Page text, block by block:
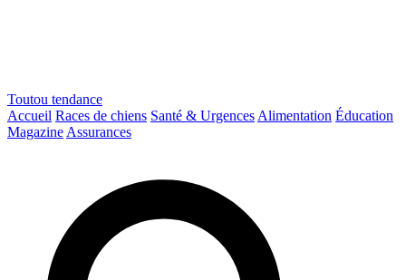
Toutou tendance
Accueil Races de chiens Santé & Urgences Alimentation Éducation
Magazine Assurances